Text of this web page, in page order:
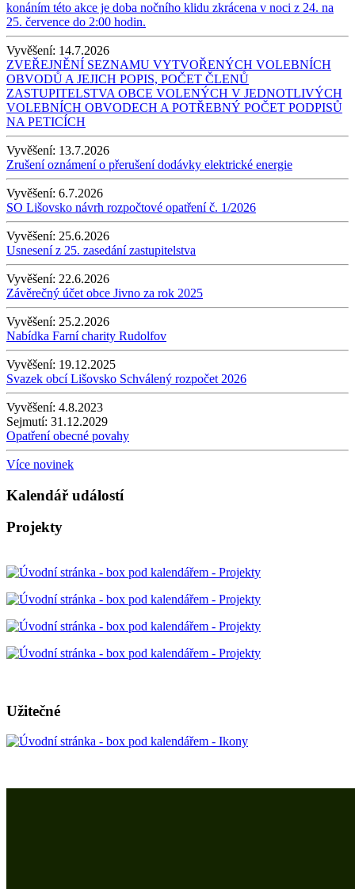
konáním této akce je doba nočního klidu zkrácena v noci z 24. na
25. července do 2:00 hodin.
Vyvěšení: 14.7.2026
ZVEŘEJNĚNÍ SEZNAMU VYTVOŘENÝCH VOLEBNÍCH
OBVODŮ A JEJICH POPIS, POČET ČLENŮ
ZASTUPITELSTVA OBCE VOLENÝCH V JEDNOTLIVÝCH
VOLEBNÍCH OBVODECH A POTŘEBNÝ POČET PODPISŮ
NA PETICÍCH
Vyvěšení: 13.7.2026
Zrušení oznámení o přerušení dodávky elektrické energie
Vyvěšení: 6.7.2026
SO Lišovsko návrh rozpočtové opatření č. 1/2026
Vyvěšení: 25.6.2026
Usnesení z 25. zasedání zastupitelstva
Vyvěšení: 22.6.2026
Závěrečný účet obce Jivno za rok 2025
Vyvěšení: 25.2.2026
Nabídka Farní charity Rudolfov
Vyvěšení: 19.12.2025
Svazek obcí Lišovsko Schválený rozpočet 2026
Vyvěšení: 4.8.2023
Sejmutí: 31.12.2029
Opatření obecné povahy
Více novinek
Kalendář událostí
Projekty
Užitečné